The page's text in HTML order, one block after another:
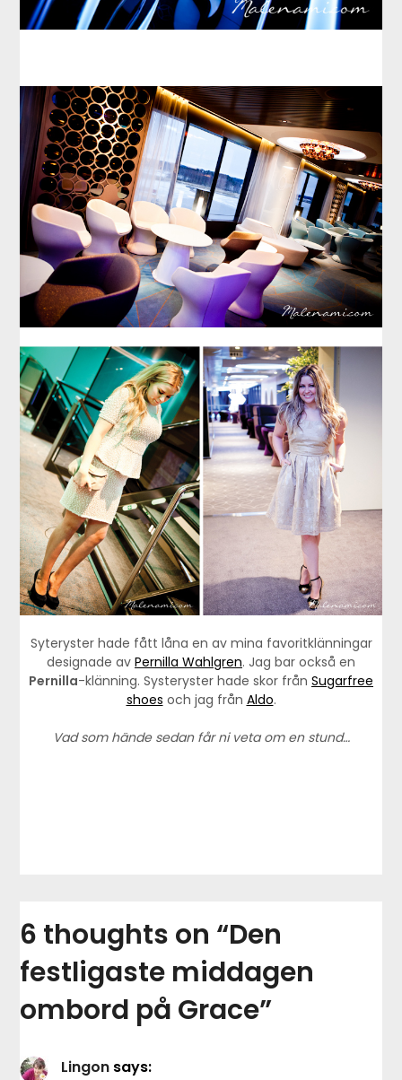
Syteryster hade fått låna en av mina favoritklänningar
designade av Pernilla Wahlgren. Jag bar också en
Pernilla-klänning. Systeryster hade skor från Sugarfree
shoes och jag från Aldo.
Vad som hände sedan får ni veta om en stund…
6 thoughts on “Den
festligaste middagen
ombord på Grace”
Lingon says: